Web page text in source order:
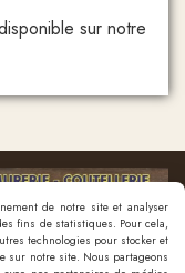
sur notre
de notre site et analyser
fins de statistiques. Pour cela,
technologies pour stocker et
sur notre site. Nous partageons